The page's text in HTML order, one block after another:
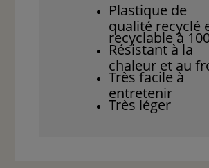
Plastique de
qualité recyclé
recyclable à
Résistant à la
chaleur et au
Très facile à
entretenir
Très léger